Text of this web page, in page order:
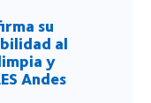
su
al
y
Andes